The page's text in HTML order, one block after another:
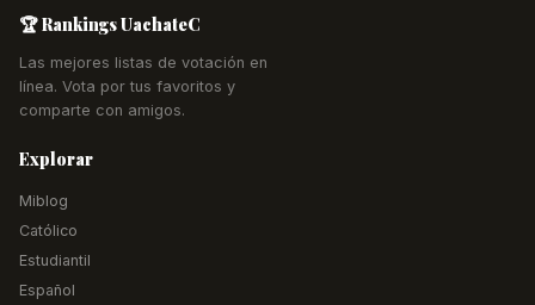
🏆 Rankings UachateC
Las mejores listas de votación en
línea. Vota por tus favoritos y
comparte con amigos.
Explorar
Miblog
Católico
Estudiantil
Español